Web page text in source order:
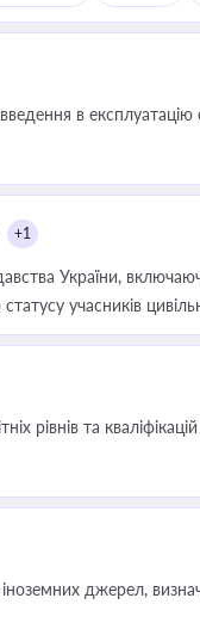
в експлуатацію
+1
України,
учасників
рівнів та кваліфікацій
джерел,